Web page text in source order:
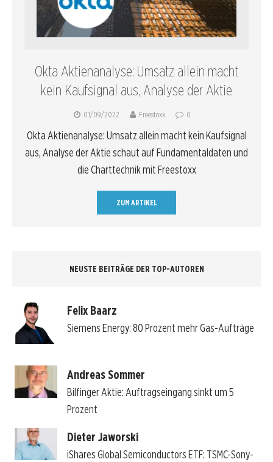
Okta Aktienanalyse: Umsatz allein macht
kein Kaufsignal aus, Analyse der Aktie
01/09/2022 Freestoxx 0
Okta Aktienanalyse: Umsatz allein macht kein Kaufsignal
aus, Analyse der Aktie schaut auf Fundamentaldaten und
die Charttechnik mit Freestoxx
ZUM ARTIKEL
NEUSTE BEITRÄGE DER TOP-AUTOREN
Felix Baarz
Siemens Energy: 80 Prozent mehr Gas-Aufträge
Andreas Sommer
Bilfinger Aktie: Auftragseingang sinkt um 5
Prozent
Dieter Jaworski
iShares Global Semiconductors ETF: TSMC-Sony-